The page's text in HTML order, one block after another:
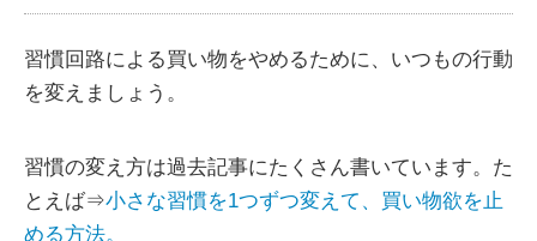
習慣回路による買い物をやめるために、いつもの行動
を変えましょう。
習慣の変え方は過去記事にたくさん書いています。た
とえば⇒小さな習慣を1つずつ変えて、買い物欲を止
める方法。